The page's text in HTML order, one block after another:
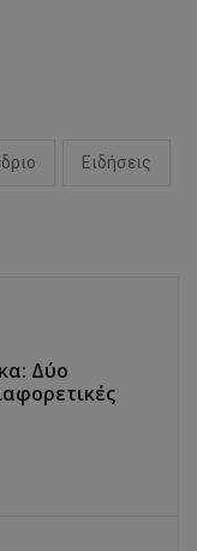
Ειδήσεις
Δύο